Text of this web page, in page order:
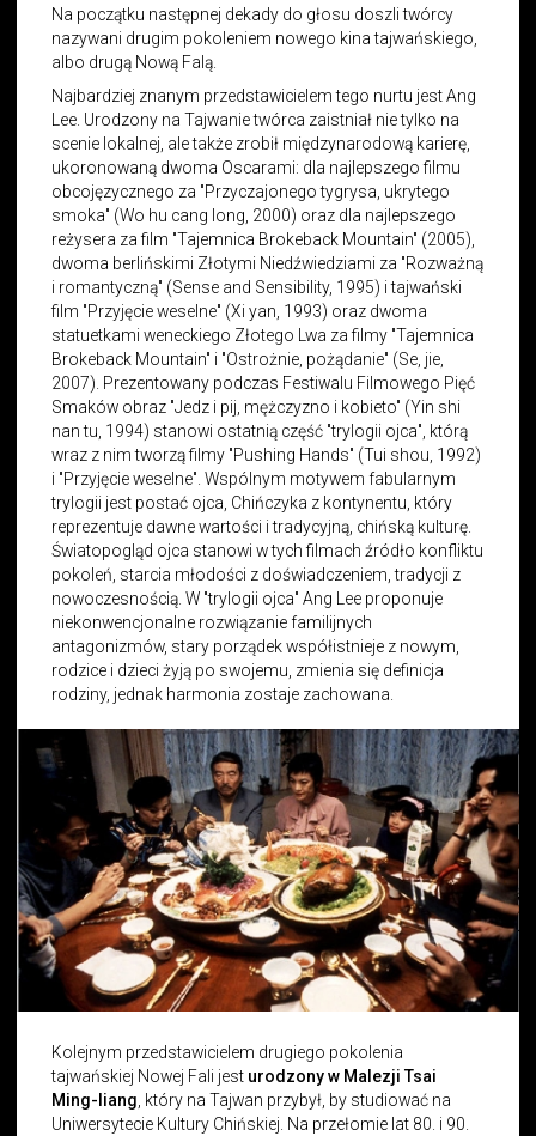
Na początku następnej dekady do głosu doszli twórcy
nazywani drugim pokoleniem nowego kina tajwańskiego,
albo drugą Nową Falą.
Najbardziej znanym przedstawicielem tego nurtu jest Ang
Lee. Urodzony na Tajwanie twórca zaistniał nie tylko na
scenie lokalnej, ale także zrobił międzynarodową karierę,
ukoronowaną dwoma Oscarami: dla najlepszego filmu
obcojęzycznego za "Przyczajonego tygrysa, ukrytego
smoka" (Wo hu cang long, 2000) oraz dla najlepszego
reżysera za film "Tajemnica Brokeback Mountain" (2005),
dwoma berlińskimi Złotymi Niedźwiedziami za "Rozważną
i romantyczną" (Sense and Sensibility, 1995) i tajwański
film "Przyjęcie weselne" (Xi yan, 1993) oraz dwoma
statuetkami weneckiego Złotego Lwa za filmy "Tajemnica
Brokeback Mountain" i "Ostrożnie, pożądanie" (Se, jie,
2007). Prezentowany podczas Festiwalu Filmowego Pięć
Smaków obraz "Jedz i pij, mężczyzno i kobieto" (Yin shi
nan tu, 1994) stanowi ostatnią część "trylogii ojca", którą
wraz z nim tworzą filmy "Pushing Hands" (Tui shou, 1992)
i "Przyjęcie weselne". Wspólnym motywem fabularnym
trylogii jest postać ojca, Chińczyka z kontynentu, który
reprezentuje dawne wartości i tradycyjną, chińską kulturę.
Światopogląd ojca stanowi w tych filmach źródło konfliktu
pokoleń, starcia młodości z doświadczeniem, tradycji z
nowoczesnością. W "trylogii ojca" Ang Lee proponuje
niekonwencjonalne rozwiązanie familijnych
antagonizmów, stary porządek współistnieje z nowym,
rodzice i dzieci żyją po swojemu, zmienia się definicja
rodziny, jednak harmonia zostaje zachowana.
Kolejnym przedstawicielem drugiego pokolenia
tajwańskiej Nowej Fali jest urodzony w Malezji Tsai
Ming-liang , który na Tajwan przybył, by studiować na
Uniwersytecie Kultury Chińskiej. Na przełomie lat 80. i 90.